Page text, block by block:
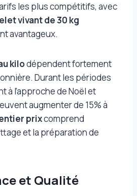
les plus compétitifs, avec
vivant de 30 kg
avantageux.
kilodépendent fortement
Durant les périodes
à l’approche de Noël et
augmenter de 15% à
prixcomprend
et la préparation de
et Qualité